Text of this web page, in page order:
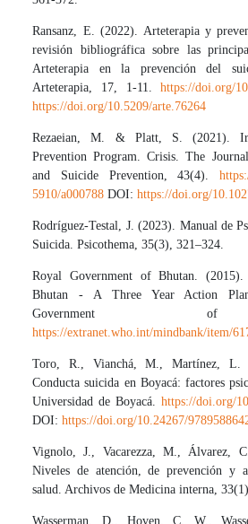
Ransanz, E. (2022). Arteterapia y
revisión bibliográfica sobre las
Arteterapia en la prevención del
Arteterapia, 17, 1-11.https://doi.org/
https://doi.org/10.5209/arte.76264
Rezaeian, M. & Platt, S. (2021).
Prevention Program. Crisis. The
and Suicide Prevention, 43(4).
5910/a000788 DOI:https://doi.org/
Rodríguez-Testal, J. (2023). Manual de
Suicida. Psicothema, 35(3), 321–324.
Royal Government of Bhutan.
Bhutan - A Three Year Action
Government
https://extranet.who.int/mindbank/item/
Toro, R., Vianchá, M., Martínez,
Conducta suicida en Boyacá: factores
Universidad de Boyacá. https://doi.org/
DOI:https://doi.org/10.24267/
Vignolo, J., Vacarezza, M., Álvarez,
Niveles de atención, de prevención y
salud. Archivos de Medicina interna,
Wasserman, D., Hoven, C. W.,